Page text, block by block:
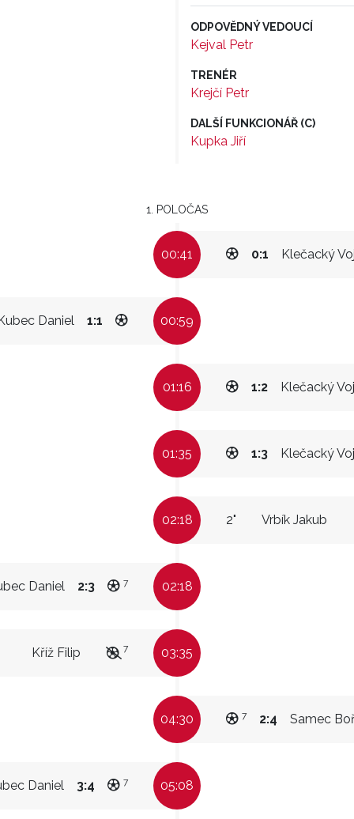
ODPOVĚDNÝ VEDOUCÍ
Kejval Petr
TRENÉR
Krejčí Petr
DALŠÍ FUNKCIONÁŘ (C)
Kupka Jiří
1. POLOČAS
00:41 Klečacký
0:1
Daniel 1:1 00:59
01:16 Klečacký
1:2
01:35 Klečacký
1:3
02:18 Vrbík Jakub
2"
Daniel 2:3 7 02:18
Kříž Filip 7 03:35
04:30 Samec
2:4
7
Daniel 3:4 7 05:08